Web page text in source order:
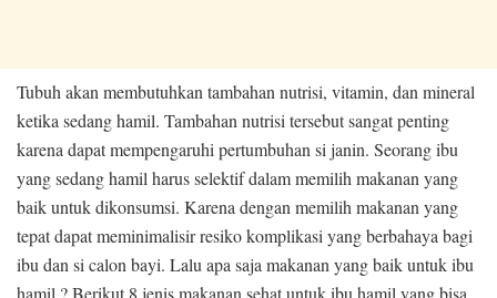
Tubuh akan membutuhkan tambahan nutrisi, vitamin, dan mineral
ketika sedang hamil. Tambahan nutrisi tersebut sangat penting
karena dapat mempengaruhi pertumbuhan si janin. Seorang ibu
yang sedang hamil harus selektif dalam memilih makanan yang
baik untuk dikonsumsi. Karena dengan memilih makanan yang
tepat dapat meminimalisir resiko komplikasi yang berbahaya bagi
ibu dan si calon bayi. Lalu apa saja makanan yang baik untuk ibu
hamil ? Berikut 8 jenis makanan sehat untuk ibu hamil yang bisa